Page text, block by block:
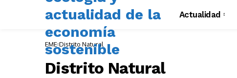
Actualidad
EME Distrito Natural
Distrito Natural